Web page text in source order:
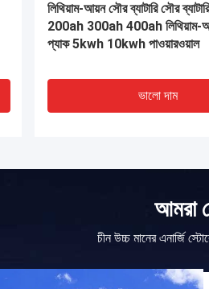
48V 200Ah 10kWh Lifepo4
সৌর ব্যাটারি হোম এনার্জি স্টোরেজ
আয়ন ব্যাটারি
ভালো দাম
আমরা
চীন উচ্চ মানের এনার্জি